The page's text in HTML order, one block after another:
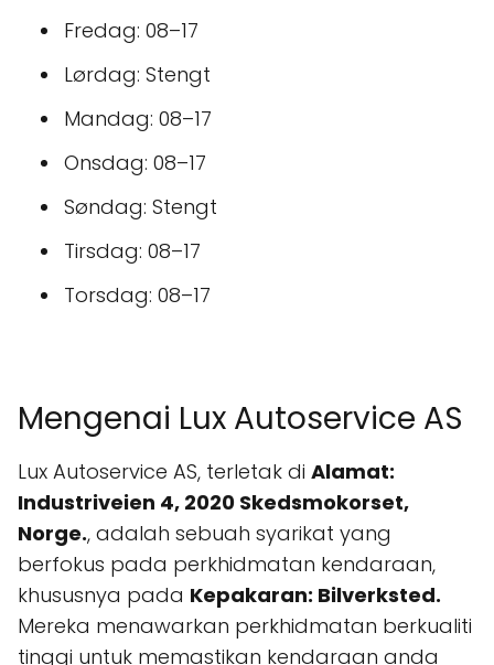
Fredag: 08–17
Lørdag: Stengt
Mandag: 08–17
Onsdag: 08–17
Søndag: Stengt
Tirsdag: 08–17
Torsdag: 08–17
Mengenai Lux Autoservice AS
Lux Autoservice AS, terletak di Alamat:
Industriveien 4, 2020 Skedsmokorset,
Norge., adalah sebuah syarikat yang
berfokus pada perkhidmatan kendaraan,
khususnya pada Kepakaran: Bilverksted.
Mereka menawarkan perkhidmatan berkualiti
tinggi untuk memastikan kendaraan anda